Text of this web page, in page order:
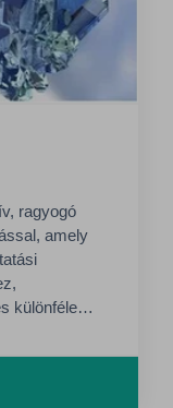
ragyogó
amely
különféle